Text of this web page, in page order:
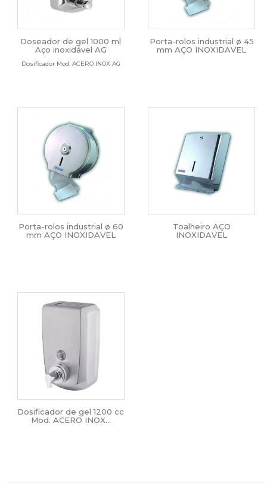
Doseador de gel 1000 ml
Aço inoxidável AG
Dosificador Mod. ACERO INOX AG
Porta-rolos industrial ø 45
mm AÇO INOXIDAVEL
Porta-rolos industrial ø 60
mm AÇO INOXIDAVEL
Toalheiro AÇO
INOXIDAVEL
Dosificador de gel 1200 cc
Mod. ACERO INOX...